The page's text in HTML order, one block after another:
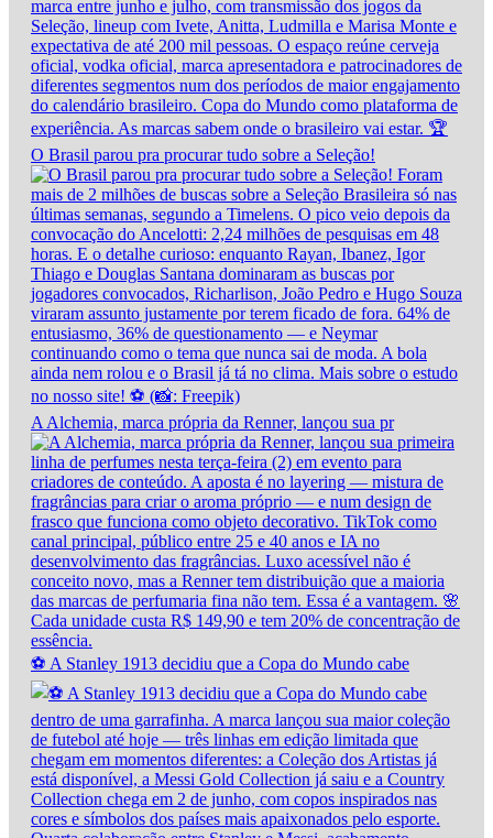
O Brasil parou pra procurar tudo sobre a Seleção!
A Alchemia, marca própria da Renner, lançou sua pr
⚽ A Stanley 1913 decidiu que a Copa do Mundo cabe